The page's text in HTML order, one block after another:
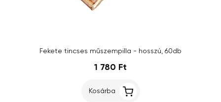
Fekete tincses műszempilla - hosszú, 60db
1 780 Ft
Kosárba